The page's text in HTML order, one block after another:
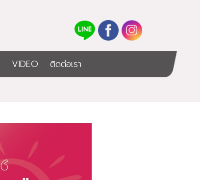
VIDEO ติดต่อเรา